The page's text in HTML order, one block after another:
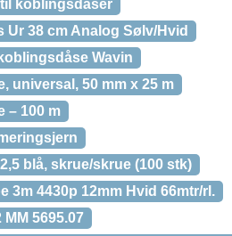
koblingsdåser
Ur 38 cm Analog Sølv/Hvid
Wavin
universal, 50 mm x 25 m
– 100 m
blå, skrue/skrue (100 stk)
3m 4430p 12mm Hvid 66mtr/rl.
5695.07